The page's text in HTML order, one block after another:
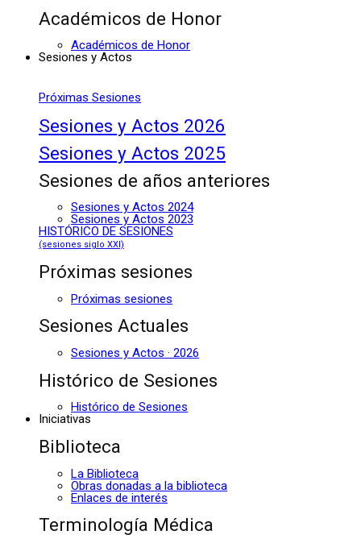
Académicos de Honor
Académicos de Honor
Sesiones y Actos
Próximas Sesiones
Sesiones y Actos 2026
Sesiones y Actos 2025
Sesiones de años anteriores
Sesiones y Actos 2024
Sesiones y Actos 2023
HISTÓRICO DE SESIONES
(sesiones siglo XXI)
Próximas sesiones
Próximas sesiones
Sesiones Actuales
Sesiones y Actos · 2026
Histórico de Sesiones
Histórico de Sesiones
Iniciativas
Biblioteca
La Biblioteca
Obras donadas a la biblioteca
Enlaces de interés
Terminología Médica